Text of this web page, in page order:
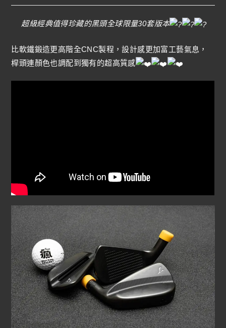
超級經典值得珍藏的黑頭全球限量30套版本
比軟鐵鍛造更高階全CNC製程，設計感更加富工藝氣息，
桿頭連顏色也調配到獨有的超高質感